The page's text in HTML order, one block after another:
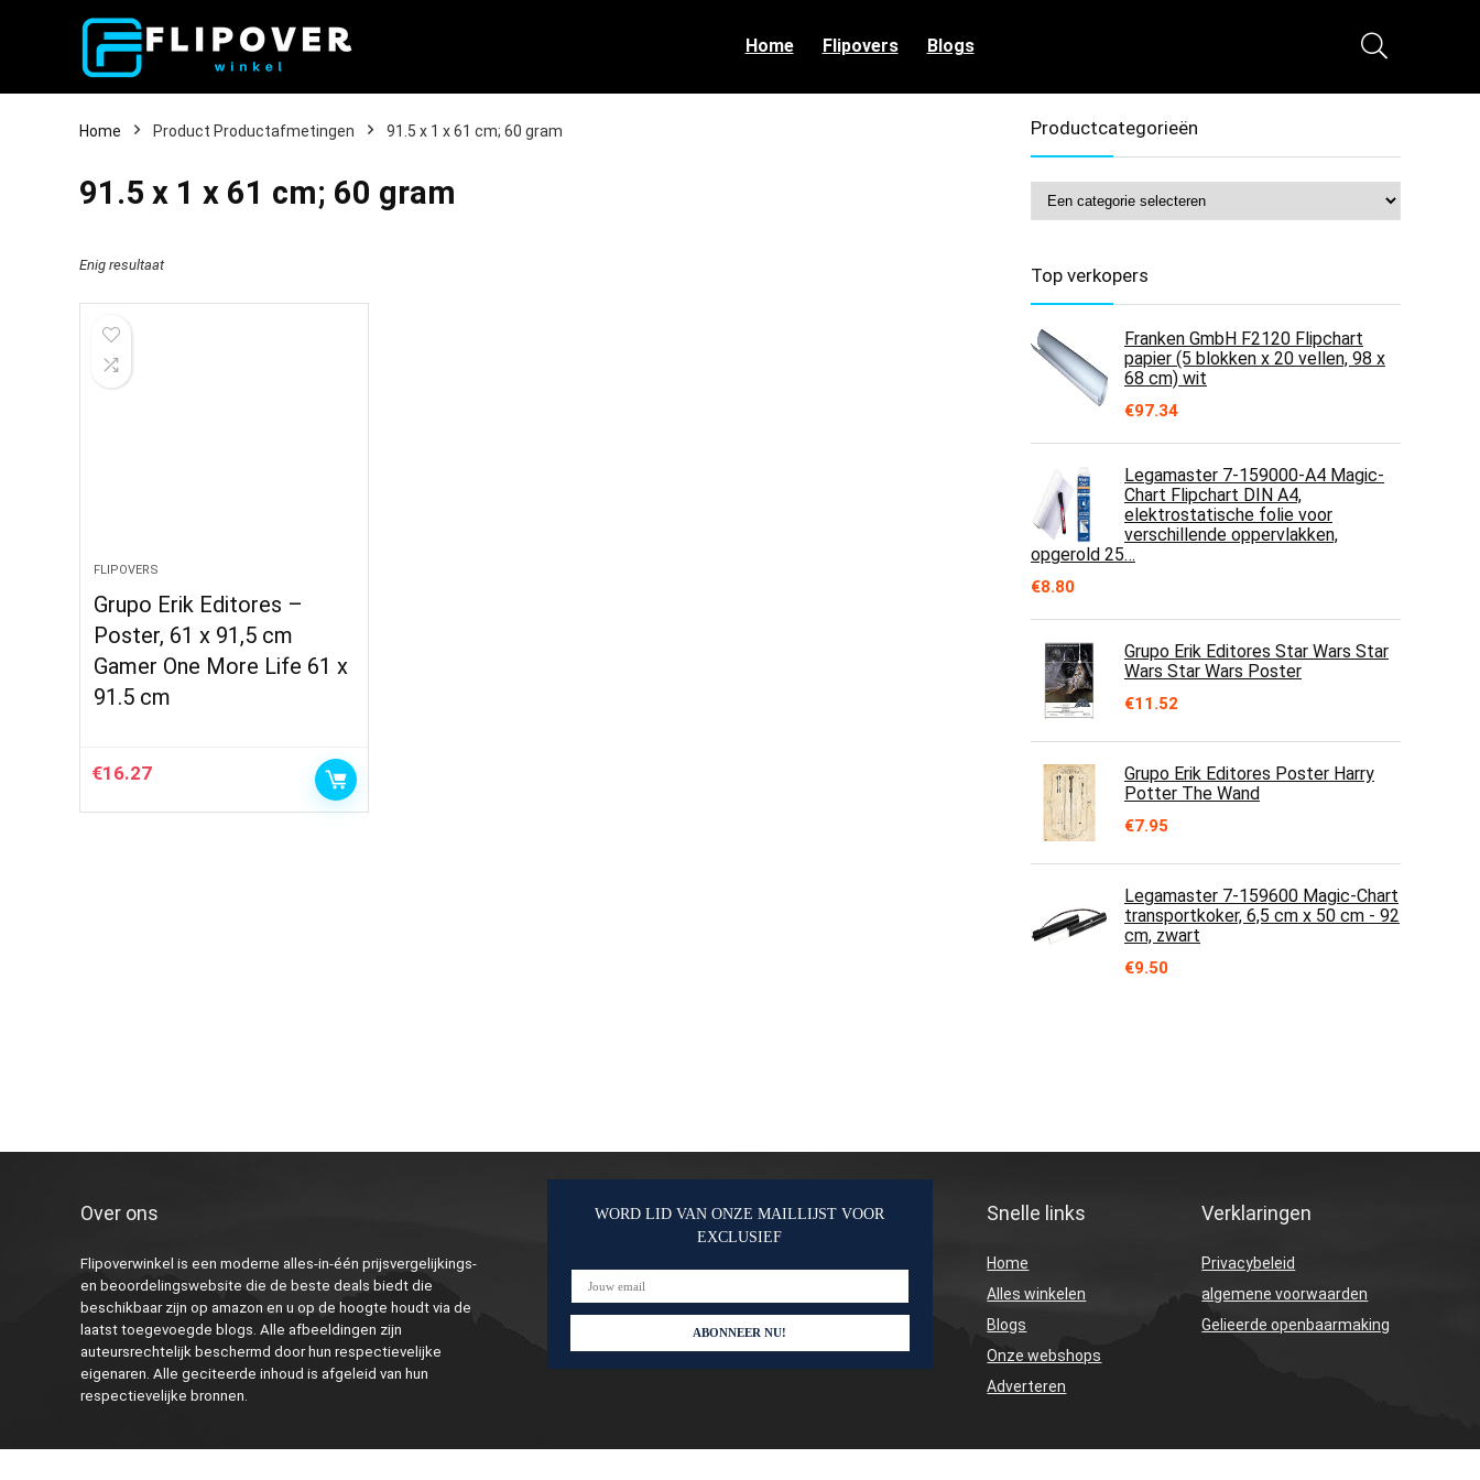
Home Flipovers Blogs
Home Product Productafmetingen ‎91.5 x 1 x 61 cm; 60 gram
‎91.5 x 1 x 61 cm; 60 gram
Enig resultaat
FLIPOVERS
Grupo Erik Editores –
Poster, 61 x 91,5 cm
Gamer One More Life 61 x
91.5 cm
€16.27
Productcategorieën
Top verkopers
Franken GmbH F2120 Flipchart
papier (5 blokken x 20 vellen, 98 x
68 cm) wit
€97.34
Legamaster 7-159000-A4 Magic-
Chart Flipchart DIN A4,
elektrostatische folie voor
verschillende oppervlakken,
opgerold 25…
€8.80
Grupo Erik Editores Star Wars Star
Wars Star Wars Poster
€11.52
Grupo Erik Editores Poster Harry
Potter The Wand
€7.95
Legamaster 7-159600 Magic-Chart
transportkoker, 6,5 cm x 50 cm - 92
cm, zwart
€9.50
Over ons
Flipoverwinkel is een moderne alles-in-één prijsvergelijkings-
en beoordelingswebsite die de beste deals biedt die
beschikbaar zijn op amazon en u op de hoogte houdt via de
laatst toegevoegde blogs. Alle afbeeldingen zijn
auteursrechtelijk beschermd door hun respectievelijke
eigenaren. Alle geciteerde inhoud is afgeleid van hun
respectievelijke bronnen.
WORD LID VAN ONZE MAILLIJST VOOR
EXCLUSIEF
Snelle links
Home
Alles winkelen
Blogs
Onze webshops
Adverteren
Verklaringen
Privacybeleid
algemene voorwaarden
Gelieerde openbaarmaking